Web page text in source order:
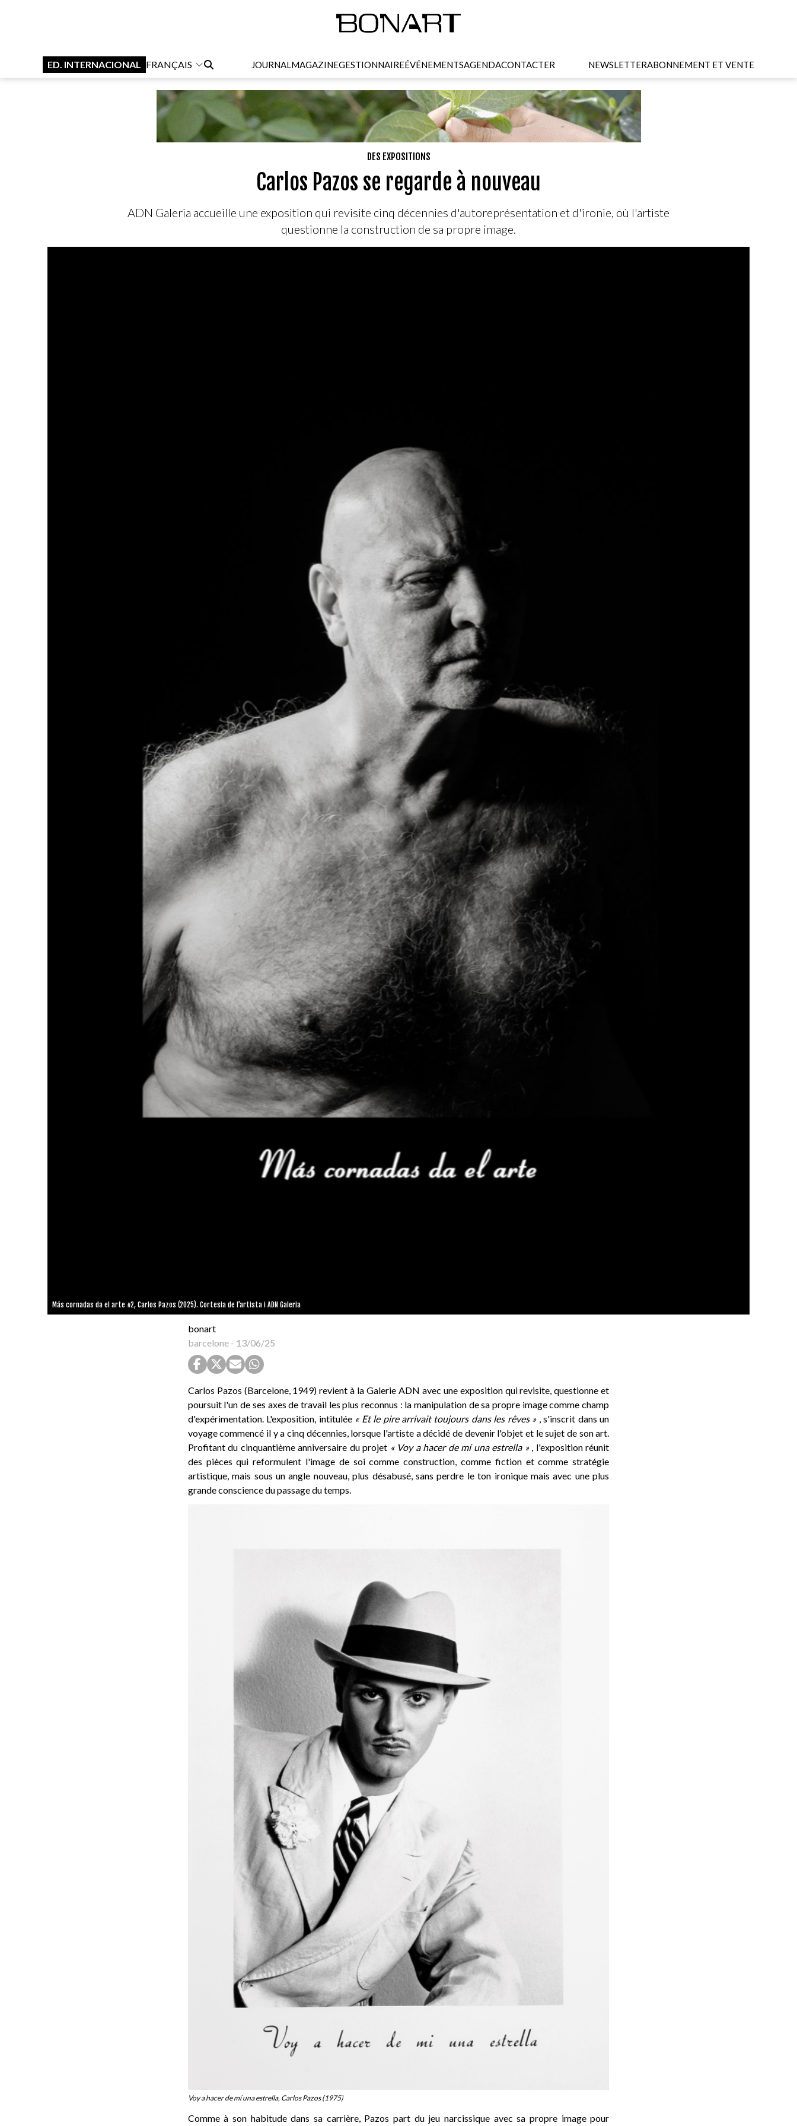
ED. INTERNACIONAL FRANÇAIS JOURNALMAGAZINEGESTIONNAIREÉVÉNEMENTSAGENDACONTACTER NEWSLETTERABONNEMENT ET VENTE
DES EXPOSITIONS
Carlos Pazos se regarde à nouveau
ADN Galeria accueille une exposition qui revisite cinq décennies d'autoreprésentation et d'ironie, où l'artiste
questionne la construction de sa propre image.
Más cornadas da el arte #2, Carlos Pazos (2025). Cortesia de l’artista i ADN Galeria
bonart
barcelone- 13/06/25
Carlos Pazos (Barcelone, 1949) revient à la Galerie ADN avec une exposition qui revisite, questionne et
poursuit l'un de ses axes de travail les plus reconnus : la manipulation de sa propre image comme champ
d'expérimentation. L'exposition, intitulée « Et le pire arrivait toujours dans les rêves », s'inscrit dans un
voyage commencé il y a cinq décennies, lorsque l'artiste a décidé de devenir l'objet et le sujet de son art.
Profitant du cinquantième anniversaire du projet « Voy a hacer de mí una estrella », l'exposition réunit
des pièces qui reformulent l'image de soi comme construction, comme fiction et comme stratégie
artistique, mais sous un angle nouveau, plus désabusé, sans perdre le ton ironique mais avec une plus
grande conscience du passage du temps.
Voy a hacer de mí una estrella, Carlos Pazos (1975)
Comme à son habitude dans sa carrière, Pazos part du jeu narcissique avec sa propre image pour